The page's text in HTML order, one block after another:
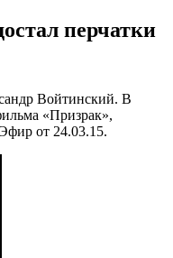
перчатки
Войтинский. В
«Призрак»,
от 24.03.15.